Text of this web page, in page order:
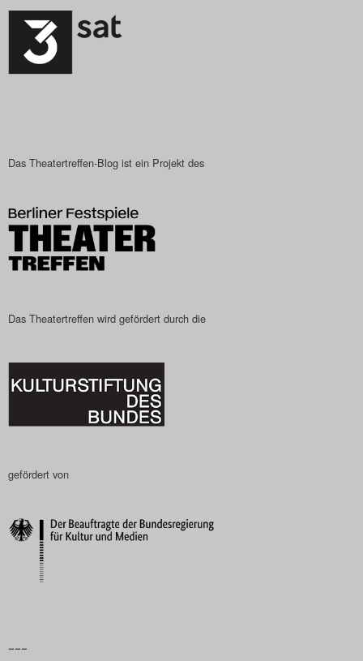
Das Theatertreffen-Blog ist ein Projekt des
Das Theatertreffen wird gefördert durch die
gefördert von
–––